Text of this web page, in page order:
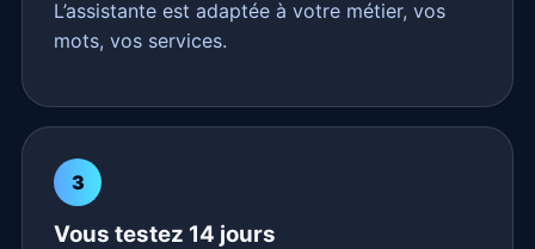
L’assistante est adaptée à votre métier, vos
mots, vos services.
3
Vous testez 14 jours